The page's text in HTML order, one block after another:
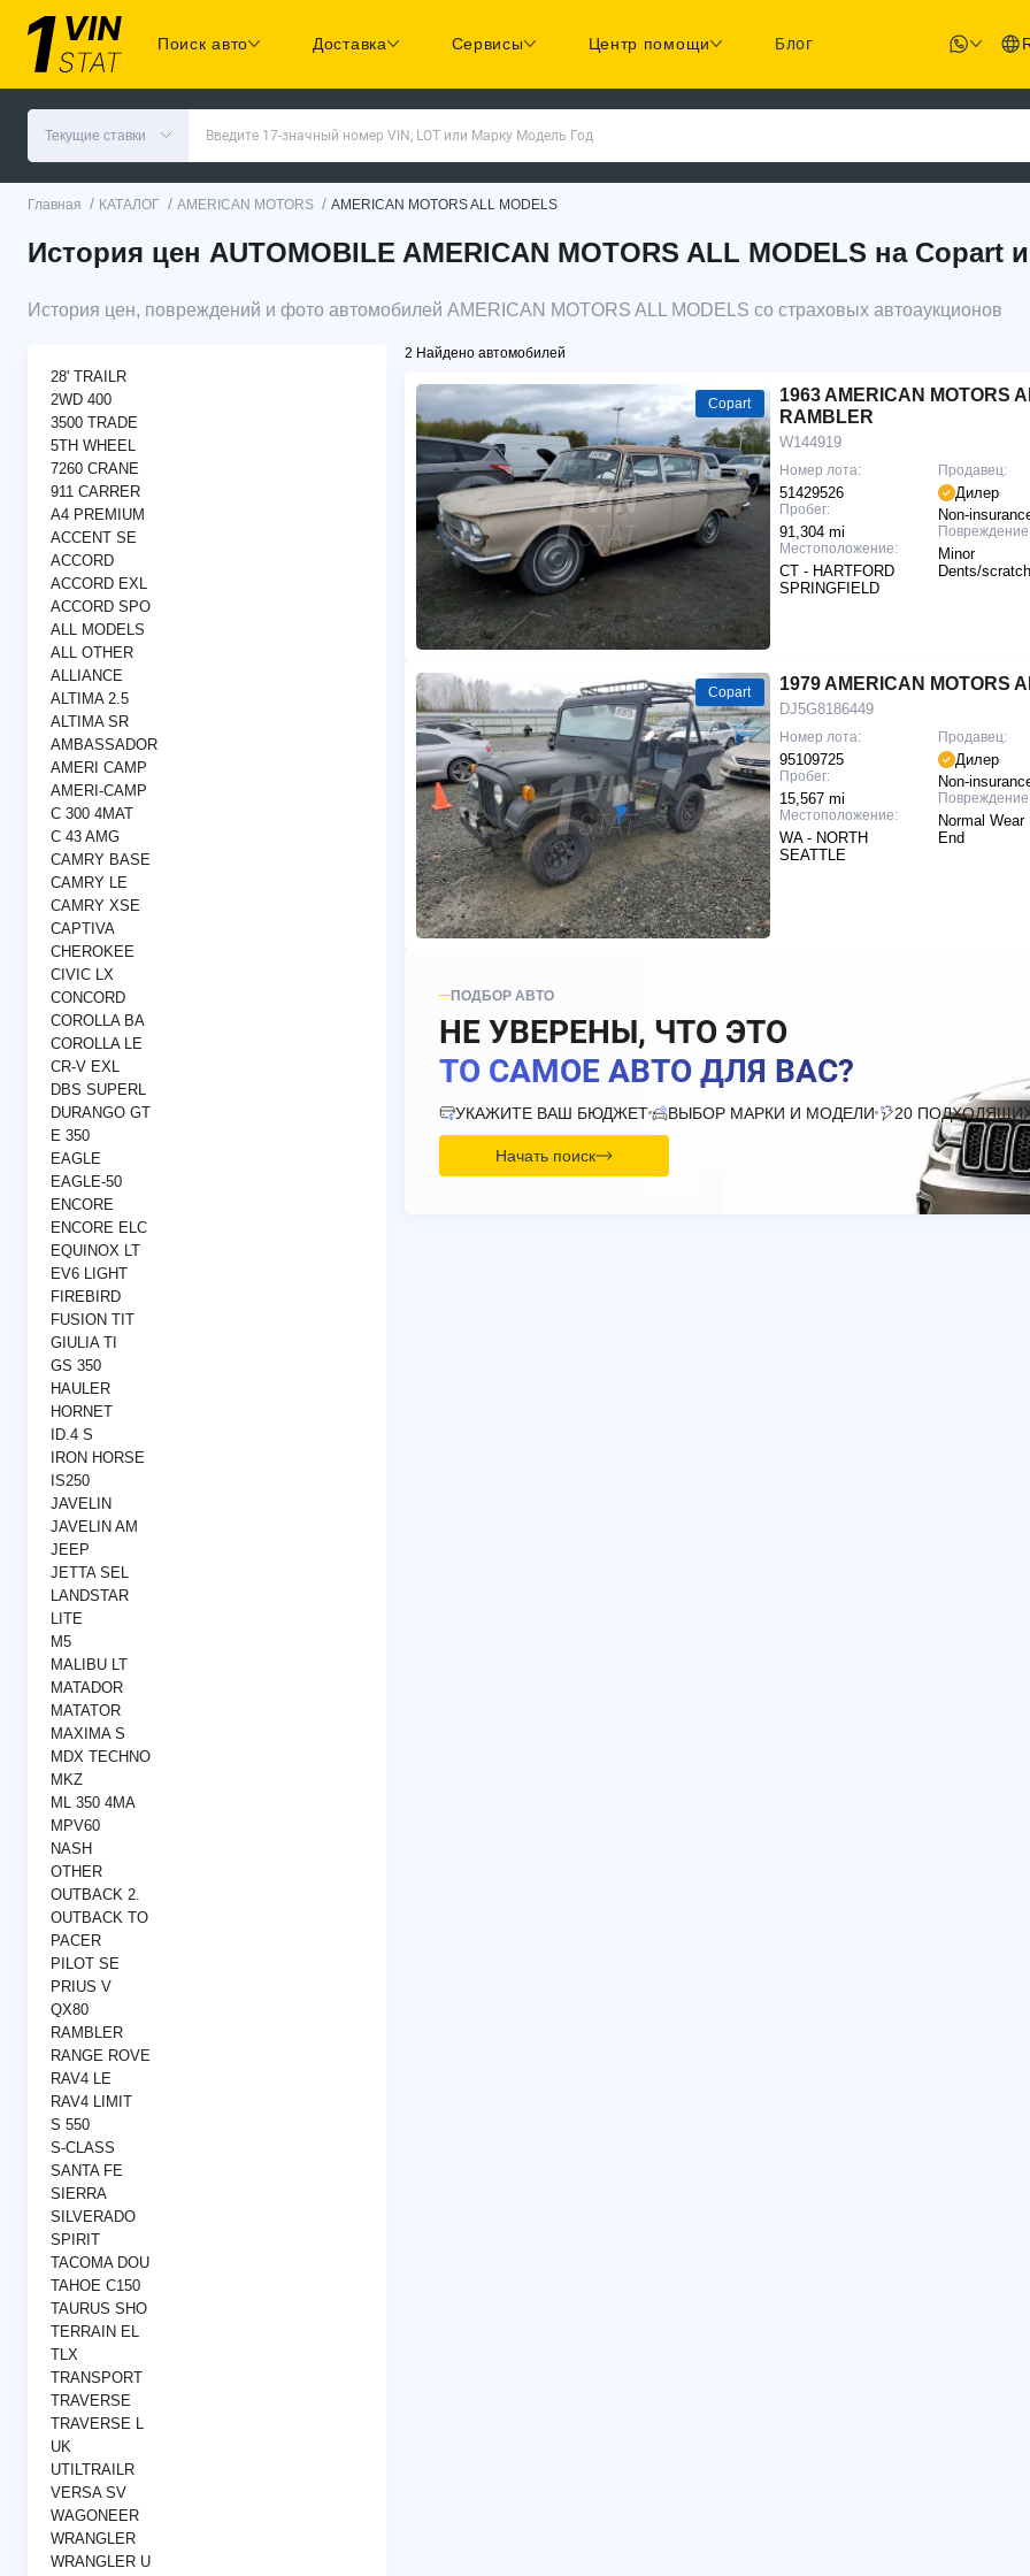
Поиск авто Доставка Сервисы Центр помощи Блог
Текущие ставки Введите 17-значный номер VIN, LOT или Марку Модель Год
Главная / КАТАЛОГ / AMERICAN MOTORS / AMERICAN MOTORS ALL MODELS
История цен AUTOMOBILE AMERICAN MOTORS ALL MODELS на Copart
История цен, повреждений и фото автомобилей AMERICAN MOTORS ALL MODELS со страховых автоаукционов
28' TRAILR
2WD 400
3500 TRADE
5TH WHEEL
7260 CRANE
911 CARRER
A4 PREMIUM
ACCENT SE
ACCORD
ACCORD EXL
ACCORD SPO
ALL MODELS
ALL OTHER
ALLIANCE
ALTIMA 2.5
ALTIMA SR
AMBASSADOR
AMERI CAMP
AMERI-CAMP
C 300 4MAT
C 43 AMG
CAMRY BASE
CAMRY LE
CAMRY XSE
CAPTIVA
CHEROKEE
CIVIC LX
CONCORD
COROLLA BA
COROLLA LE
CR-V EXL
DBS SUPERL
DURANGO GT
E 350
EAGLE
EAGLE-50
ENCORE
ENCORE ELC
EQUINOX LT
EV6 LIGHT
FIREBIRD
FUSION TIT
GIULIA TI
GS 350
HAULER
HORNET
ID.4 S
IRON HORSE
IS250
JAVELIN
JAVELIN AM
JEEP
JETTA SEL
LANDSTAR
LITE
M5
MALIBU LT
MATADOR
MATATOR
MAXIMA S
MDX TECHNO
MKZ
ML 350 4MA
MPV60
NASH
OTHER
OUTBACK 2.
OUTBACK TO
PACER
PILOT SE
PRIUS V
QX80
RAMBLER
RANGE ROVE
RAV4 LE
RAV4 LIMIT
S 550
S-CLASS
SANTA FE
SIERRA
SILVERADO
SPIRIT
TACOMA DOU
TAHOE C150
TAURUS SHO
TERRAIN EL
TLX
TRANSPORT
TRAVERSE
TRAVERSE L
UK
UTILTRAILR
VERSA SV
WAGONEER
WRANGLER
WRANGLER U
2 Найдено автомобилей
Copart
1963 AMERICAN MOTORS
RAMBLER
W144919
Номер лота:
51429526
Пробег:
91,304 mi
Местоположение:
CT - HARTFORD
SPRINGFIELD
Продавец:
Дилер
Non-
Minor
Dents/
Copart 1979 AMERICAN MOTORS
DJ5G8186449
Номер лота:
95109725
Пробег:
15,567 mi
Местоположение:
WA - NORTH
SEATTLE
Продавец:
Дилер
Non-
Normal Wear
End
ПОДБОР АВТО
НЕ УВЕРЕНЫ, ЧТО ЭТО
ТО САМОЕ АВТО ДЛЯ ВАС?
УКАЖИТЕ ВАШ БЮДЖЕТ ВЫБОР МАРКИ И МОДЕЛИ 20
Начать поиск